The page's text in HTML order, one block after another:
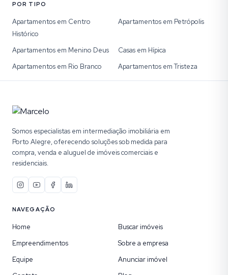
POR TIPO
Apartamentos em Centro
Histórico
Apartamentos em Petrópolis
Apartamentos em Menino Deus
Casas em Hípica
Apartamentos em Rio Branco
Apartamentos em Tristeza
Somos especialistas em intermediação imobiliária em
Porto Alegre, oferecendo soluções sob medida para
compra, venda e aluguel de imóveis comerciais e
residenciais.
NAVEGAÇÃO
Home
Buscar imóveis
Empreendimentos
Sobre a empresa
Equipe
Anunciar imóvel